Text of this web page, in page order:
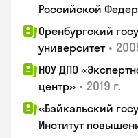
Российской
Оренбургский
университет •
НОУ ДПО
центр» • 2019 г.
«Байкальский
Институт